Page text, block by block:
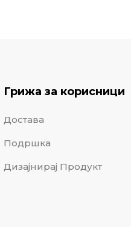
Грижа за корисници
Достава
Подршка
Дизајнирај Продукт